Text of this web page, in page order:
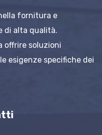
fornitura e
di alta qualità.
offrire soluzioni
esigenze specifiche dei